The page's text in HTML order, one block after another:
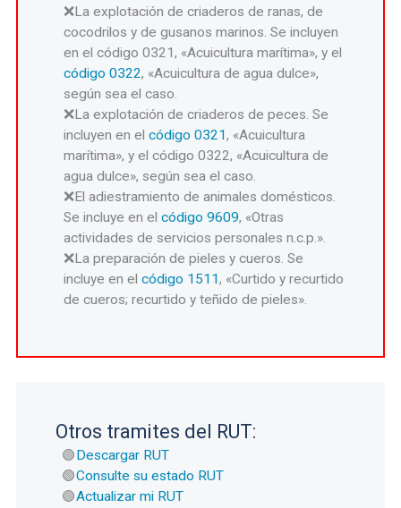
La explotación de criaderos de ranas, de
cocodrilos y de gusanos marinos. Se incluyen
en el código 0321, «Acuicultura marítima», y el
código 0322, «Acuicultura de agua dulce»,
según sea el caso.
La explotación de criaderos de peces. Se
incluyen en elcódigo 0321, «Acuicultura
marítima», y el código 0322, «Acuicultura de
agua dulce», según sea el caso.
El adiestramiento de animales domésticos.
Se incluye en elcódigo 9609, «Otras
actividades de servicios personales n.c.p.».
La preparación de pieles y cueros. Se
incluye en elcódigo 1511, «Curtido y recurtido
de cueros; recurtido y teñido de pieles».
Otros tramites del RUT:
Descargar RUT
Consulte su estado RUT
Actualizar mi RUT